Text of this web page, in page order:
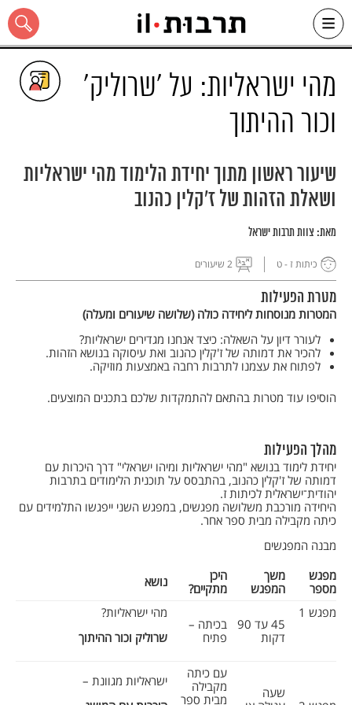
Skip
content
כל האתר
מהי ישראליות: על 'שרוליק'
וכור ההיתוך
שיעור ראשון מתוך יחידת הלימוד מהי ישראליות
ושאלת הזהות של ז'קלין כהנוב
מאת: צוות תרבות ישראל
כיתות ז - ט 2 שיעורים
מטרת הפעילות
המטרות מנוסחות ליחידה כולה (שלושה שיעורים ומעלה)
לעורר דיון על השאלה: כיצד אנחנו מגדירים ישראליות?
להכיר את דמותה של ז'קלין כהנוב ואת עיסוקה בנושא הזהות.
לפתוח את עצמנו לתרבות רחבה באמצעות מוזיקה.
הוסיפו עוד מטרות בהתאם להתמקדות שלכם בתכנים המוצעים.
מהלך הפעילות
יחידת לימוד בנושא "מהי ישראליות ומיהו ישראלי" דרך היכרות עם
דמותה של ז'קלין כהנוב, בהתבסס על תוכנית הלימודים בתרבות
יהודית־ישראלית לכיתות ז.
היחידה מורכבת משלושה מפגשים, במפגש השני ייפגשו התלמידים עם
כיתה מקבילה מבית ספר אחר.
מבנה המפגשים
מפגש
מספר
משך
המפגש
היכן
מתקיים?
נושא
מפגש 1
45 עד 90
דקות
בכיתה –
פתיח
מהי ישראליות?
שרוליק וכור ההיתוך
שעה
עם כיתה
מקבילה
מבית ספר
ישראליות מגוונת –